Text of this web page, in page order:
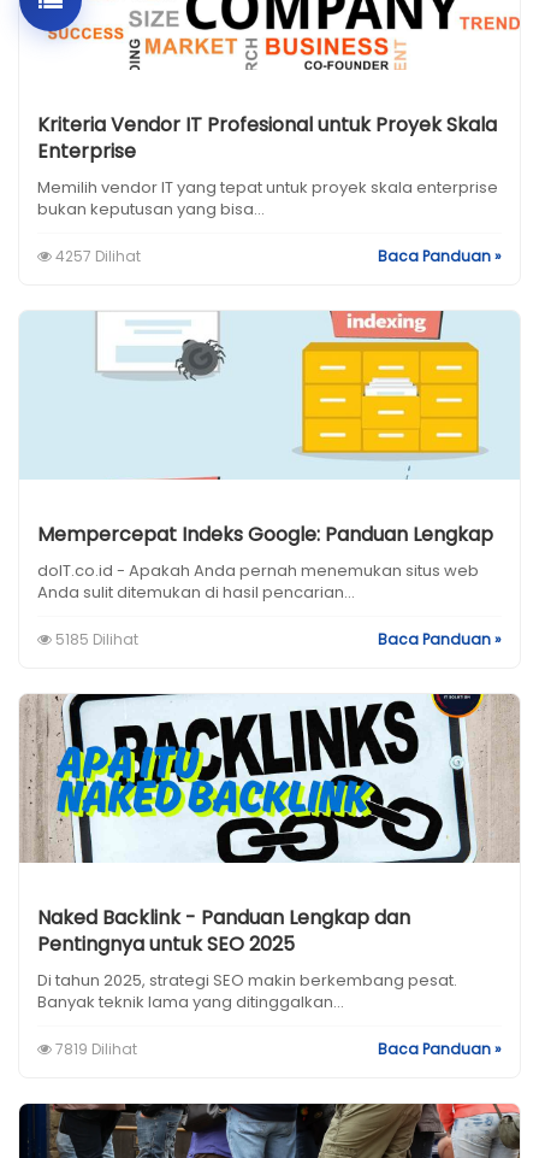
Kriteria Vendor IT Profesional untuk Proyek Skala
Enterprise
Memilih vendor IT yang tepat untuk proyek skala enterprise
bukan keputusan yang bisa...
4257 Dilihat Baca Panduan »
Mempercepat Indeks Google: Panduan Lengkap
doIT.co.id - Apakah Anda pernah menemukan situs web
Anda sulit ditemukan di hasil pencarian...
5185 Dilihat Baca Panduan »
Naked Backlink - Panduan Lengkap dan
Pentingnya untuk SEO 2025
Di tahun 2025, strategi SEO makin berkembang pesat.
Banyak teknik lama yang ditinggalkan...
7819 Dilihat Baca Panduan »